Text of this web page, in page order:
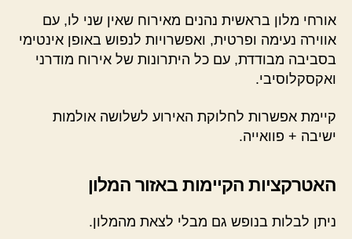
אורחי מלון בראשית נהנים מאירוח שאין שני לו, עם
אווירה נעימה ופרטית, ואפשרויות לנפוש באופן אינטימי
בסביבה מבודדת, עם כל היתרונות של אירוח מודרני
ואקסקלוסיבי.
קיימת אפשרות לחלוקת האירוע לשלושה אולמות
ישיבה + פוואייה.
האטרקציות הקיימות באזור המלון
ניתן לבלות בנופש גם מבלי לצאת מהמלון.